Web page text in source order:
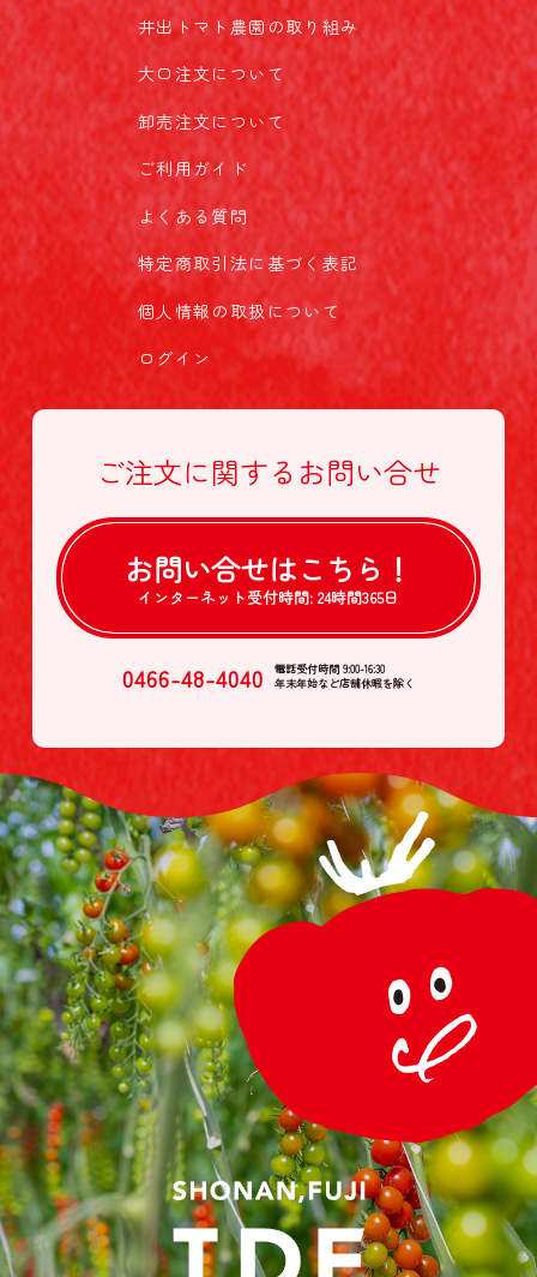
井出トマト農園の取り組み
大口注文について
卸売注文について
ご利用ガイド
よくある質問
特定商取引法に基づく表記
個人情報の取扱について
ログイン
ご注文に関する お問い合せ
お問い合せはこちら！
インターネット受付時間: 24時間365日
0466-48-4040
電話受付時間 9:00-16:30
年末年始など店舗休暇を除く